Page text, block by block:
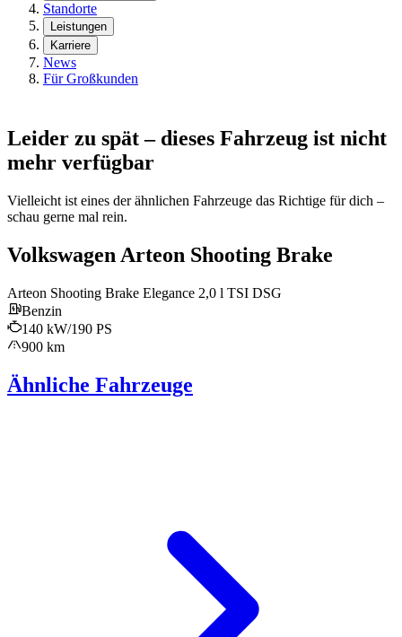
Standorte
Leistungen
Karriere
News
Für Großkunden
Leider zu spät – dieses Fahrzeug ist nicht
mehr verfügbar
Vielleicht ist eines der ähnlichen Fahrzeuge das Richtige für dich –
schau gerne mal rein.
Volkswagen Arteon Shooting Brake
Arteon Shooting Brake Elegance 2,0 l TSI DSG
Benzin
140 kW/190 PS
900 km
Ähnliche Fahrzeuge